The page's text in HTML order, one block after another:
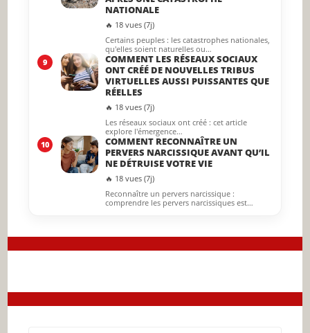
NATIONALE
🔥 18 vues (7j)
Certains peuples : les catastrophes nationales,
qu'elles soient naturelles ou…
9
COMMENT LES RÉSEAUX SOCIAUX
ONT CRÉÉ DE NOUVELLES TRIBUS
VIRTUELLES AUSSI PUISSANTES QUE
RÉELLES
🔥 18 vues (7j)
Les réseaux sociaux ont créé : cet article
explore l'émergence…
10
COMMENT RECONNAÎTRE UN
PERVERS NARCISSIQUE AVANT QU’IL
NE DÉTRUISE VOTRE VIE
🔥 18 vues (7j)
Reconnaître un pervers narcissique :
comprendre les pervers narcissiques est…